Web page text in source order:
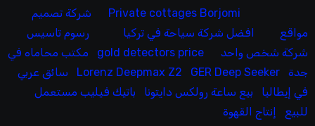
Private cottages Borjomi
شركة تصميم
مواقع
افضل شركة سياحة في تركيا
رسوم تاسيس
شركة شخص واحد
gold detectors price
مكتب محاماه في
جدة
Lorenz Deepmax Z2 GER Deep Seeker
سائق عربي
في إيطاليا
بيع ساعة رولكس دايتونا
باتيك فيليب مستعمل
للبيع
إنتاج القهوة